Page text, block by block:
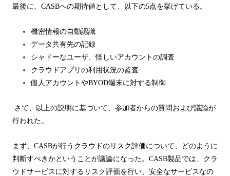
最後に、 CASBへの期待値として、以下の5点を挙げている。
機密情報の自動認識
データ共有先の記録
シャドーなユーザ、怪しいアカウントの調査
クラウドアプリの利用状況の監査
個人アカウントやBYOD端末に対する制御
さて、以上の説明に基づいて、参加者からの質問および議論が
行われた。
まず、 CASBが行うクラウドのリスク評価について、どのように
判断すべきかということが議論になった。 CASB製品では、クラ
ウドサービスに対するリスク評価を行い、安全なサービスなの